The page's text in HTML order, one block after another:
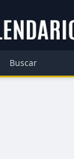
Buscar